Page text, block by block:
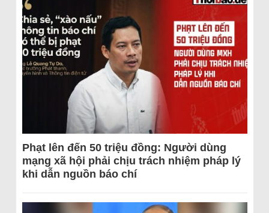
Phạt lên đến 50 triệu đồng: Người dùng
mạng xã hội phải chịu trách nhiệm pháp lý
khi dẫn nguồn báo chí